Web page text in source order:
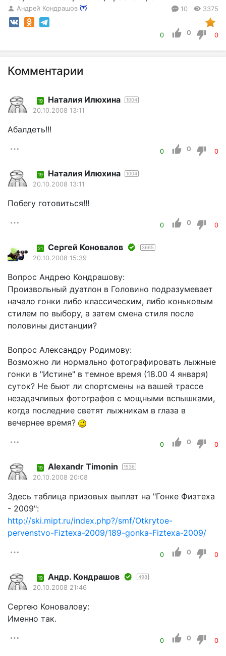
Андрей Кондрашов 10 3375
0 0 0
Комментарии
19 Наталия Илюхина 1004
20.10.2008 13:11
Абалдеть!!!
0 0 0
19 Наталия Илюхина 1004
20.10.2008 13:11
Побегу готовиться!!!
0 0 0
21 Сергей Коновалов 3665
20.10.2008 15:39
Вопрос Андрею Кондрашову:
Произвольный дуатлон в Головино подразумевает
начало гонки либо классическим, либо коньковым
стилем по выбору, а затем смена стиля после
половины дистанции?
Вопрос Александру Родимову:
Возможно ли нормально фотографировать лыжные
гонки в "Истине" в темное время (18.00 4 января)
суток? Не бьют ли спортсмены на вашей трассе
незадачливых фотографов с мощными вспышками,
когда последние светят лыжникам в глаза в
вечернее время?
0 0 0
19 Alexandr Timonin 1536
20.10.2008 20:08
Здесь таблица призовых выплат на "Гонке Физтеха
- 2009":
http://ski.mipt.ru/index.php?/smf/Otkrytoe-
pervenstvo-Fiztexa-2009/189-gonka-Fiztexa-2009/
0 0 0
19 Андр. Кондрашов 498
20.10.2008 21:46
Сергею Коновалову:
Именно так.
0 0 0